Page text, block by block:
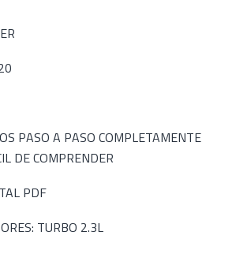
PASO A PASO COMPLETAMENTE
DE COMPRENDER
PDF
TURBO 2.3L